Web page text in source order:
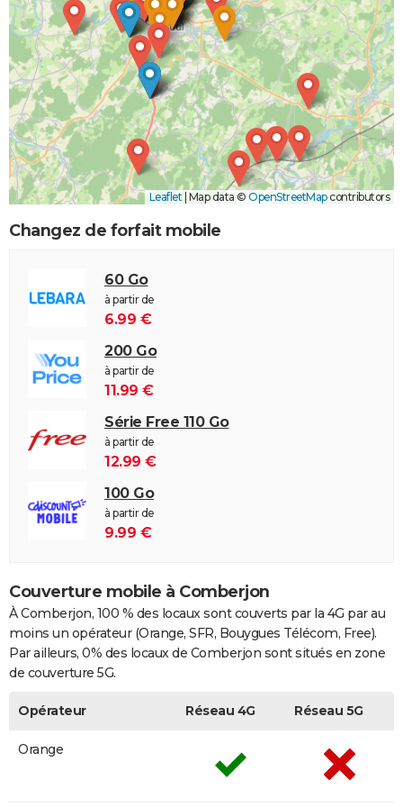
Leaflet Map data © OpenStreetMapcontributors
Changez de forfait mobile
60 Go
à partir de
6.99 €
200 Go
à partir de
11.99 €
Série Free 110 Go
à partir de
12.99 €
100 Go
à partir de
9.99 €
Couverture mobile à Comberjon
À Comberjon, 100 % des locaux sont couverts par la 4G par au
moins un opérateur (Orange, SFR, Bouygues Télécom, Free).
Par ailleurs, 0% des locaux de Comberjon sont situés en zone
de couverture 5G.
Opérateur Réseau 4G Réseau 5G
Orange